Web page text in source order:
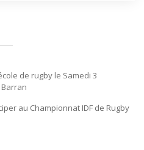
de rugby le Samedi 3
au Championnat IDF de Rugby